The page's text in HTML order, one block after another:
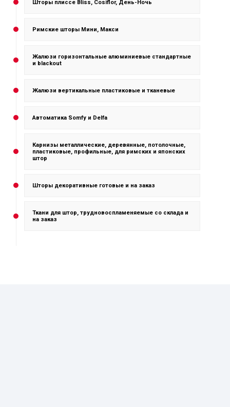
Шторы плиссе Bliss, Cosiflor, День-Ночь
Римские шторы Мини, Макси
Жалюзи горизонтальные алюминиевые стандартные
и blackout
Жалюзи вертикальные пластиковые и тканевые
Автоматика Somfy и Delfa
Карнизы металлические, деревянные, потолочные,
пластиковые, профильные, для римских и японских
штор
Шторы декоративные готовые и на заказ
Ткани для штор, трудновоспламеняемые со склада и
на заказ